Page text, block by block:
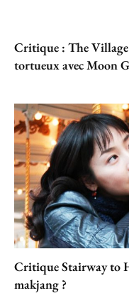
Critique : The
tortueux avec Moon
Critique Stairway to
makjang ?